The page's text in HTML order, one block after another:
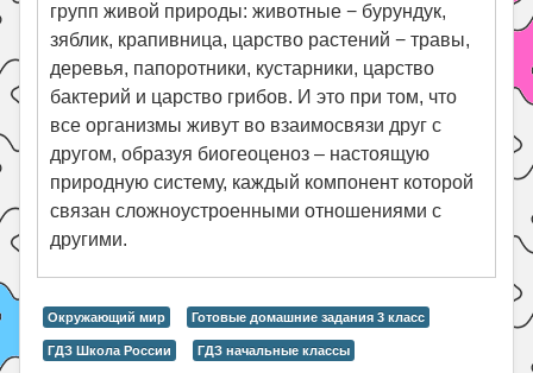
групп живой природы: животные − бурундук,
зяблик, крапивница, царство растений − травы,
деревья, папоротники, кустарники, царство
бактерий и царство грибов. И это при том, что
все организмы живут во взаимосвязи друг с
другом, образуя биогеоценоз – настоящую
природную систему, каждый компонент которой
связан сложноустроенными отношениями с
другими.
Окружающий мир Готовые домашние задания 3 класс
ГДЗ Школа России ГДЗ начальные классы